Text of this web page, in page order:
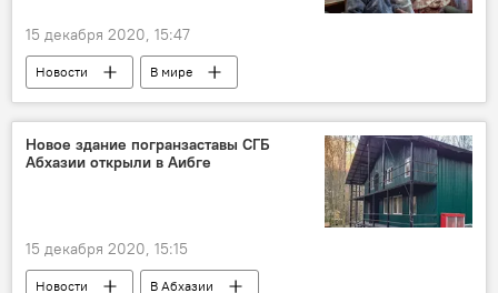
15 декабря 2020, 15:47
Новости
В мире
Мировая пандемия коронавируса COVID-19
Новое здание погранзаставы СГБ
Абхазии открыли в Аибге
15 декабря 2020, 15:15
Новости В Абхазии